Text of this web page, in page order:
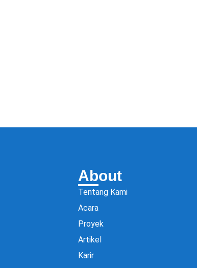
About
Tentang Kami
Acara
Proyek
Artikel
Karir